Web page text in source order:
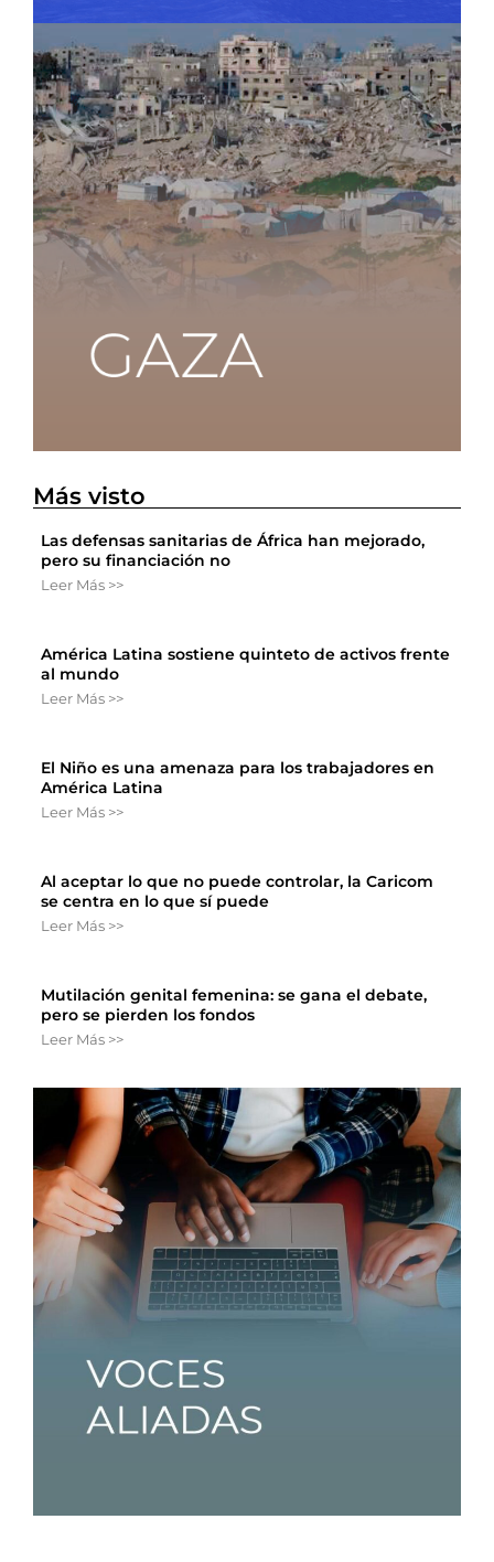
Más visto
Las defensas sanitarias de África han mejorado,
pero su financiación no
Leer Más >>
América Latina sostiene quinteto de activos frente
al mundo
Leer Más >>
El Niño es una amenaza para los trabajadores en
América Latina
Leer Más >>
Al aceptar lo que no puede controlar, la Caricom
se centra en lo que sí puede
Leer Más >>
Mutilación genital femenina: se gana el debate,
pero se pierden los fondos
Leer Más >>